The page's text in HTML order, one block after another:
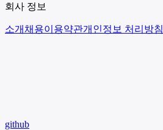
회사 정보
소개 채용이용약관개인정보 처리방침
github